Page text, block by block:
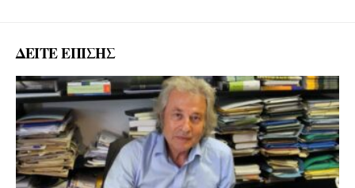
ΔΕΙΤΕ ΕΠΙΣΗΣ